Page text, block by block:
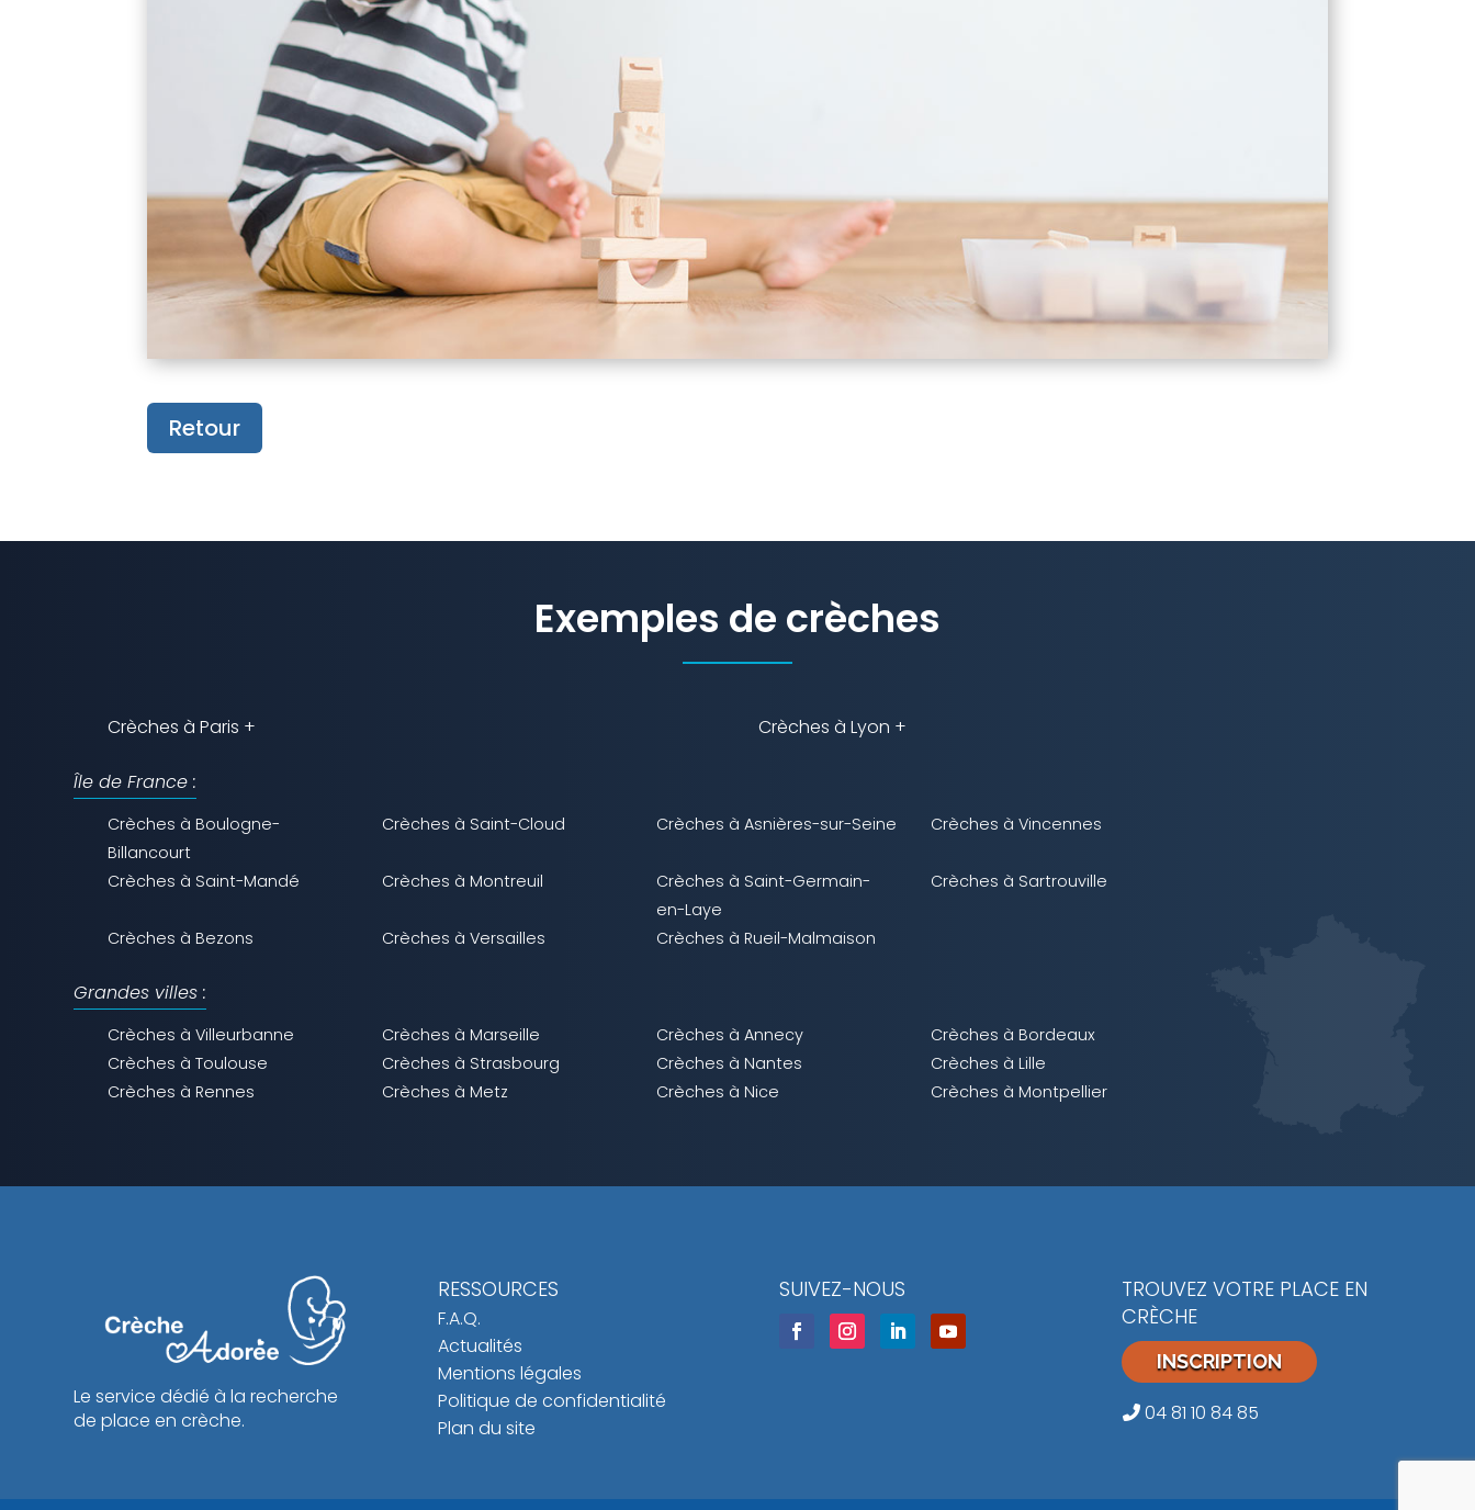
Retour
Exemples de crèches
Crèches à Paris + Crèches à Lyon +
Île de France :
Crèches à Boulogne-
Billancourt
Crèches à Saint-Cloud Crèches à Asnières-sur-Seine Crèches à Vincennes
Crèches à Saint-Mandé Crèches à Montreuil
Crèches à Saint-Germain-
en-Laye
Crèches à Sartrouville
Crèches à Bezons Crèches à Versailles Crèches à Rueil-Malmaison
Grandes villes :
Crèches à Villeurbanne Crèches à Marseille Crèches à Annecy
Crèches à Bordeaux
Crèches à Toulouse
Crèches à Strasbourg Crèches à Nantes
Crèches à Lille
Crèches à Rennes
Crèches à Metz Crèches à Nice Crèches à Montpellier
Le service dédié à la recherche
de place en crèche.
RESSOURCES
F.A.Q.
Actualités
Mentions légales
Politique de confidentialité
Plan du site
SUIVEZ-NOUS
TROUVEZ VOTRE PLACE EN
CRÈCHE
INSCRIPTION
04 81 10 84 85